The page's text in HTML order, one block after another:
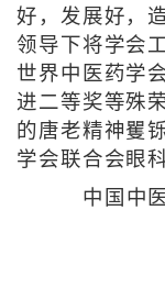
好，发展好，
领导下将学会
世界中医药学
进二等奖等殊
的唐老精神矍
学会联合会眼
中国中